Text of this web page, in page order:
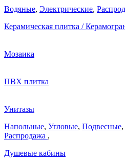
Водяные, Электрические,
Керамическая плитка /
Мозаика
ПВХ плитка
Унитазы
Напольные, Угловые, Подвесные,
Распродажа ,
Душевые кабины